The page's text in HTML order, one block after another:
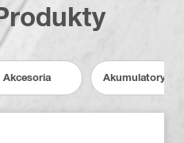
Akcesoria Akumulatory i